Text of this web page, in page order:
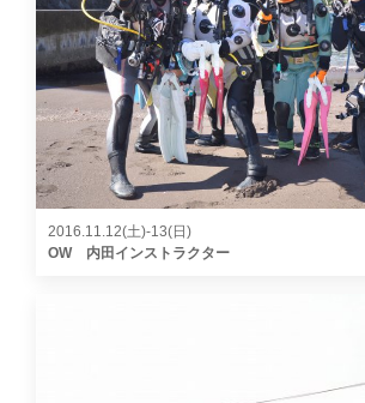
2016.11.12(土)-13(日)
OW 内田インストラクター